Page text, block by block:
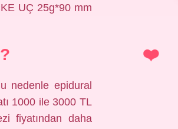
UÇ 25g*90 mm
nedenle epidural
1000 ile 3000 TL
fiyatından daha